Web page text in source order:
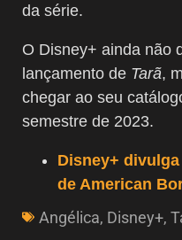
da série.
O Disney+ ainda não
lançamento de Tarã,
chegar ao seu
semestre de 2023.
Disney+
de American
Angélica, Disney+,